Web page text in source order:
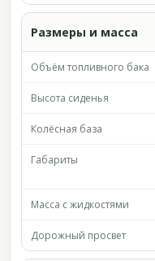
Размеры и масса
Объём топливного бака
Высота сиденья
Колёсная база
Габариты
Масса с жидкостями
Дорожный просвет